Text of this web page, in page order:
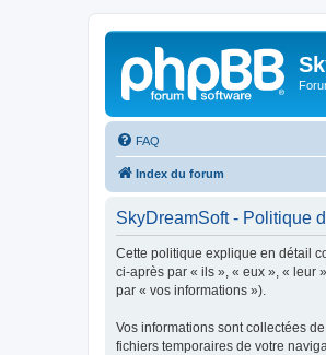
FAQ
Index du forum
SkyDreamSoft - Politique
Cette politique explique en détail
ci-après par « ils », « eux », « leur
par « vos informations »).
Vos informations sont collectées
fichiers temporaires de votre